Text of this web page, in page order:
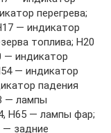
перегрева;
— индикатор
топлива; Н20
— индикатор
— индикатор
падения
— лампы
Н65 — лампы фар;
— задние